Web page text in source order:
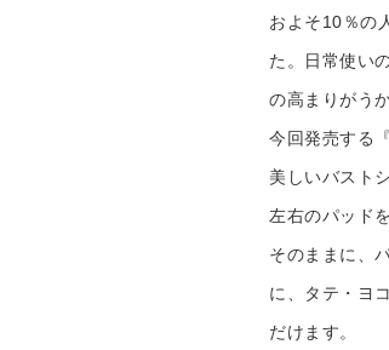
ワコー
公式アプ
ニュー
企業情報
およそ10％の
た。日常使い
の高まりがう
今回発売する
美しいバスト
左右のパッド
そのままに、
に、タテ・ヨ
だけます。